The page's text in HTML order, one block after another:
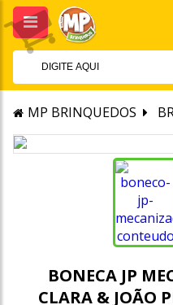
MP BRINQUEDOS
BONECA JP
CLARA & JOÃO